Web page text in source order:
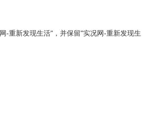
-重新发现生活"，并保留"实况网-重新发现生